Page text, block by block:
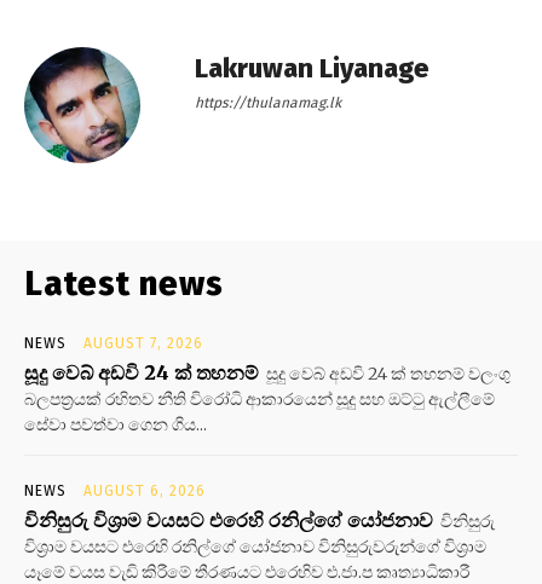
Lakruwan Liyanage
https://thulanamag.lk
Latest news
NEWS AUGUST 7, 2026
සූදු වෙබ් අඩවි 24 ක් තහනම් සූදු වෙබ් අඩවි 24 ක් තහනම් වලංගු
බලපත්‍රයක් රහිතව නීති විරෝධි ආකාරයෙන් සූදු සහ ඔට්ටු ඇල්ලීමේ
සේවා පවත්වා ගෙන ගිය...
NEWS AUGUST 6, 2026
විනිසුරු විශ්‍රාම වයසට එරෙහි රනිල්ගේ යෝජනාව විනිසුරු
විශ්‍රාම වයසට එරෙහි රනිල්ගේ යෝජනාව විනිසුරුවරුන්ගේ විශ්‍රාම
යෑමේ වයස වැඩි කිරීමේ තීරණයට එරෙහිව එ.ජා.ප කෘත්‍යාධිකාරී